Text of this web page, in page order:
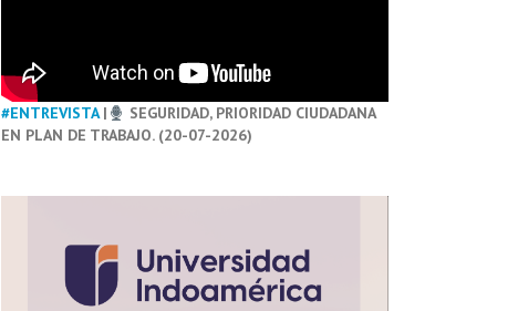
#ENTREVISTA|
SEGURIDAD, PRIORIDAD CIUDADANA
EN PLAN DE TRABAJO. (20-07-2026)